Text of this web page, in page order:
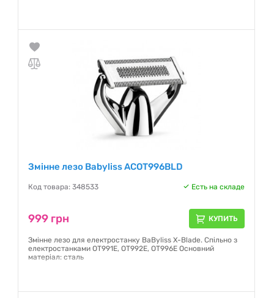
Змінне лезо Babyliss ACOT996BLD
Код товара: 348533 Есть на складе
999 грн КУПИТЬ
Змінне лезо для електростанку BaByliss X-Blade. Спільно з
електростанками OT991E, OT992E, OT996E Основний
матеріал: сталь